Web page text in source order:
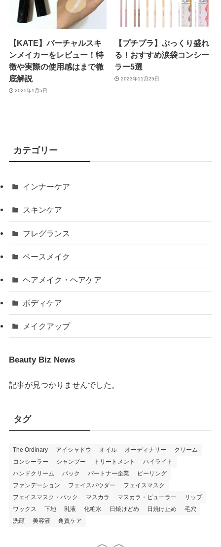
【KATE】バーチャルスキ
ンメイカーをレビュー！特
徴や実際の使用感はまで徹
底解説
2025年1月5日
【プチプラ】ぷっくり盛れ
る！おすすめ涙袋コンシー
ラー5選
2023年11月25日
カテゴリー
インナーケア
スキンケア
フレグランス
ベースメイク
ヘアメイク・ヘアケア
ボディケア
メイクアップ
Beauty Biz News
記事が見つかりませんでした。
タグ
The Ordinary アイシャドウ オイル オーディナリー
クリーム
コンシーラー
シャンプー トリートメント
ハイライト
ハンドクリーム
パック パートナー企業
ピーリング
ファンデーション
フェイスパウダー
フェイスマスク
フェイスマスク・パック
マスカラ マスカラ・ビューラー
リップ
ワックス
下地 乳液 化粧水 日焼けどめ 日焼け止め
毛穴
洗顔
美容液 角質ケア